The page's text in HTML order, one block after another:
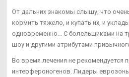
От дальних знакомы слышу, что
кормить тяжело, и купать их, и
одновременно... С болельщиками на
шоу и другими атрибутами
Во время лечения не рекомендуется
интерфероногенов. Лидеры